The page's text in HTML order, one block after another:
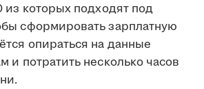
из которых подходят под
сформировать зарплатную
опираться на данные
и потратить несколько часов